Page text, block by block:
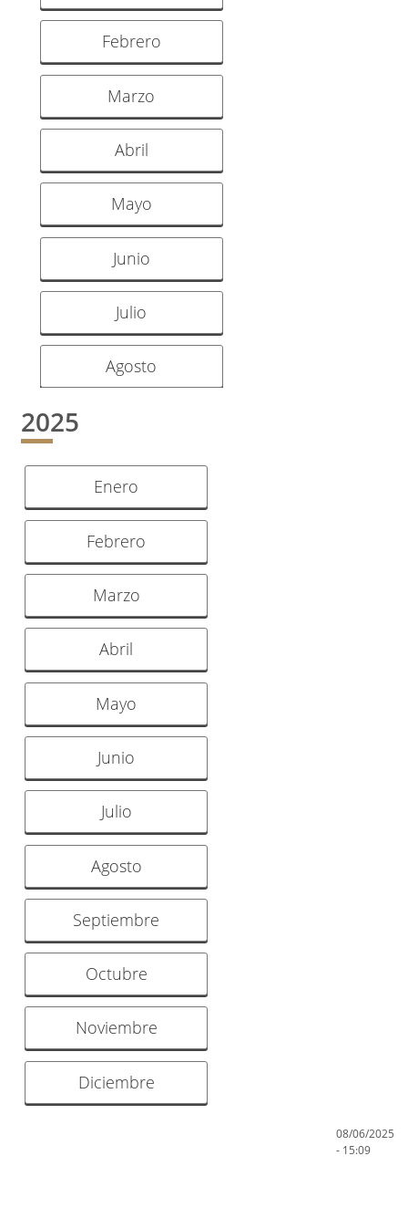
Febrero
Marzo
Abril
Mayo
Junio
Julio
Agosto
2025
Enero
Febrero
Marzo
Abril
Mayo
Junio
Julio
Agosto
Septiembre
Octubre
Noviembre
Diciembre
08/06/2025
- 15:09